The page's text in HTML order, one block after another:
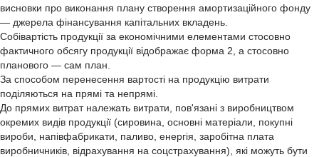
висновки про виконання плану створення амортизаційного фонду
— джерела фінансування капітальних вкладень.
Собівартість продукції за економічними елементами стосовно
фактичного обсягу продукції відображає форма 2, а стосовно
планового — сам план.
За способом перенесення вартості на продукцію витрати
поділяються на прямі та непрямі.
До прямих витрат належать витрати, пов'язані з виробництвом
окремих видів продукції (сировина, основні матеріали, покупні
вироби, напівфабрикати, паливо, енергія, заробітна плата
виробничників, відрахування на соцстрахування), які можуть бути